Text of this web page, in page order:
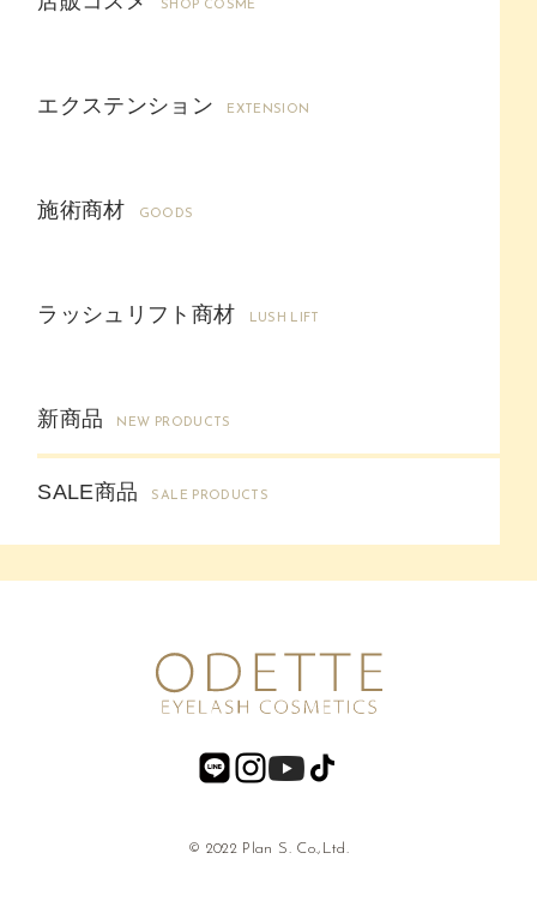
SHOP COSME
エクステンション EXTENSION
施術商材 GOODS
ラッシュリフト商材 LUSH LIFT
新商品 NEW PRODUCTS
SALE商品 SALE PRODUCTS
© 2022 Plan S. Co.,Ltd.